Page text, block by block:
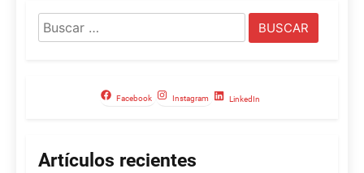
Buscar:
Facebook Instagram LinkedIn
Artículos recientes